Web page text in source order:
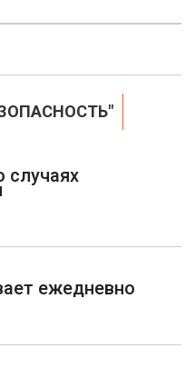
случаях
ежедневно